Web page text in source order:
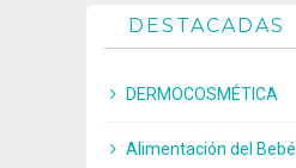
DESTACADAS
DERMOCOSMÉTICA
Alimentación del Bebé